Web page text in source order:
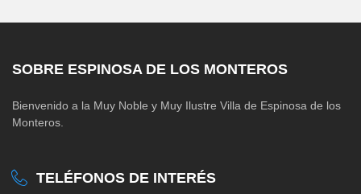
SOBRE ESPINOSA DE LOS MONTEROS
Bienvenido a la Muy Noble y Muy Ilustre Villa de Espinosa de los
Monteros.
TELÉFONOS DE INTERÉS